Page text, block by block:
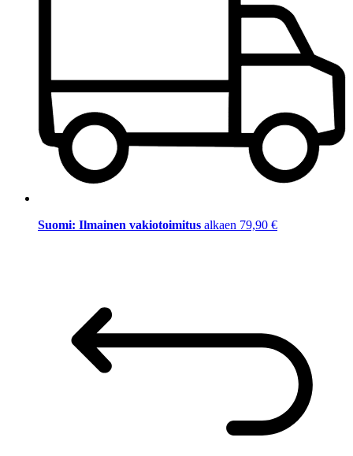
Suomi: Ilmainen vakiotoimitus alkaen 79,90 €